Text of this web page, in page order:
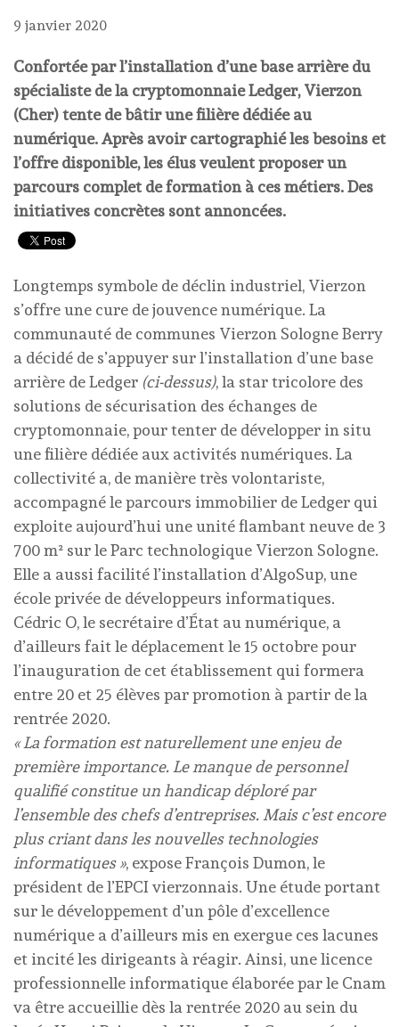
9 janvier 2020
Confortée par l’installation d’une base arrière du
spécialiste de la cryptomonnaie Ledger, Vierzon
(Cher) tente de bâtir une filière dédiée au
numérique. Après avoir cartographié les besoins et
l’offre disponible, les élus veulent proposer un
parcours complet de formation à ces métiers. Des
initiatives concrètes sont annoncées.
Longtemps symbole de déclin industriel, Vierzon
s’offre une cure de jouvence numérique. La
communauté de communes Vierzon Sologne Berry
a décidé de s’appuyer sur l’installation d’une base
arrière de Ledger (ci-dessus), la star tricolore des
solutions de sécurisation des échanges de
cryptomonnaie, pour tenter de développer in situ
une filière dédiée aux activités numériques. La
collectivité a, de manière très volontariste,
accompagné le parcours immobilier de Ledger qui
exploite aujourd’hui une unité flambant neuve de 3
700 m² sur le Parc technologique Vierzon Sologne.
Elle a aussi facilité l’installation d’AlgoSup, une
école privée de développeurs informatiques.
Cédric O, le secrétaire d’État au numérique, a
d’ailleurs fait le déplacement le 15 octobre pour
l’inauguration de cet établissement qui formera
entre 20 et 25 élèves par promotion à partir de la
rentrée 2020.
« La formation est naturellement une enjeu de
première importance. Le manque de personnel
qualifié constitue un handicap déploré par
l’ensemble des chefs d’entreprises. Mais c’est encore
plus criant dans les nouvelles technologies
informatiques », expose François Dumon, le
président de l’EPCI vierzonnais. Une étude portant
sur le développement d’un pôle d’excellence
numérique a d’ailleurs mis en exergue ces lacunes
et incité les dirigeants à réagir. Ainsi, une licence
professionnelle informatique élaborée par le Cnam
va être accueillie dès la rentrée 2020 au sein du